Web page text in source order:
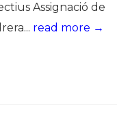
Assignació de
read more →